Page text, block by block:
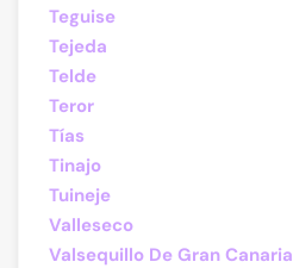
Teguise
Tejeda
Telde
Teror
Tías
Tinajo
Tuineje
Valleseco
Valsequillo De Gran Canaria